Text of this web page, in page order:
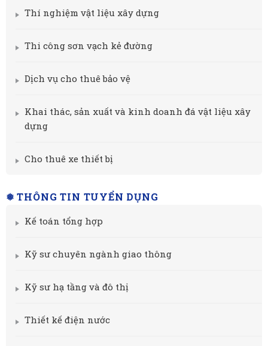
Thí nghiệm vật liệu xây dựng
Thi công sơn vạch kẻ đường
Dịch vụ cho thuê bảo vệ
Khai thác, sản xuất và kinh doanh đá vật liệu xây
dựng
Cho thuê xe thiết bị
❅ THÔNG TIN TUYỂN DỤNG
Kế toán tổng hợp
Kỹ sư chuyên ngành giao thông
Kỹ sư hạ tầng và đô thị
Thiết kế điện nước